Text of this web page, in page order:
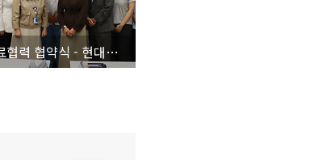
의료협력 협약식 - 현대병원